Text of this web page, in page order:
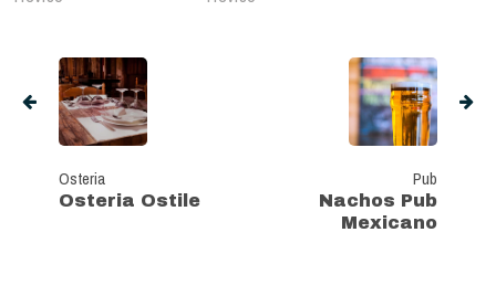
Osteria
Osteria Ostile
Pub
Nachos Pub
Mexicano